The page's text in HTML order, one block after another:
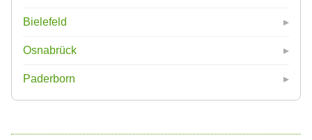
Bielefeld
Osnabrück
Paderborn